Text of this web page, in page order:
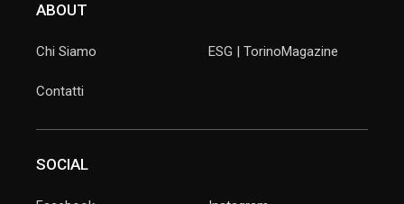
ABOUT
Chi Siamo
Contatti
ESG | TorinoMagazine
SOCIAL